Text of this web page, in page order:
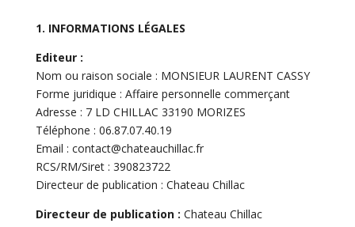
1. INFORMATIONS LÉGALES
Editeur :
Nom ou raison sociale : MONSIEUR LAURENT CASSY
Forme juridique : Affaire personnelle commerçant
Adresse : 7 LD CHILLAC 33190 MORIZES
Téléphone : 06.87.07.40.19
Email : contact@chateauchillac.fr
RCS/RM/Siret : 390823722
Directeur de publication : Chateau Chillac
Directeur de publication : Chateau Chillac